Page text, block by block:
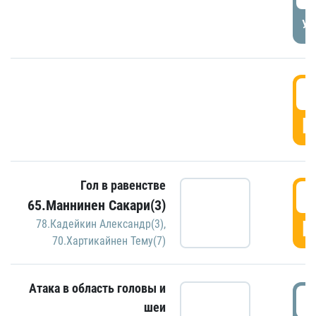
Гол в равенстве
65.Маннинен Сакари(3)
78.Кадейкин Александр(3),
70.Хартикайнен Тему(7)
Атака в область головы и
шеи